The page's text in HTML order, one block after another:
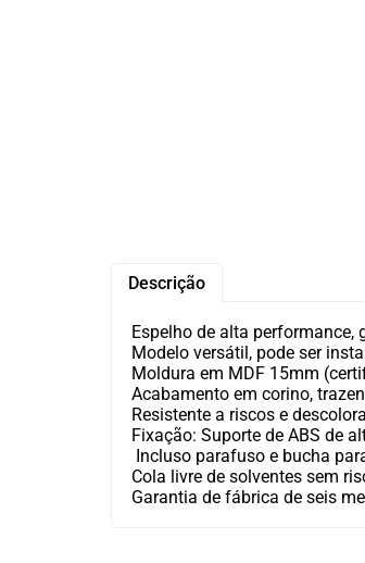
Descrição
Espelho de alta performance,
Modelo versátil, pode ser
Moldura em MDF 15mm
Acabamento em corino,
Resistente a riscos e
Fixação: Suporte de ABS de
Incluso parafuso e bucha
Cola livre de solventes sem
Garantia de fábrica de seis